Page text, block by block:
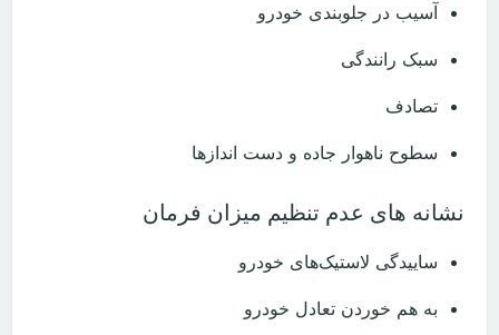
آسیب در جلوبندی خودرو
سبک رانندگی
تصادف
سطوح ناهوار جاده و دست اندازها
نشانه های عدم تنظیم میزان فرمان
ساییدگی لاستیک‌های خودرو
به هم خوردن تعادل خودرو